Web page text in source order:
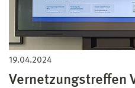
19.04.2024
Vernetzungstreffen